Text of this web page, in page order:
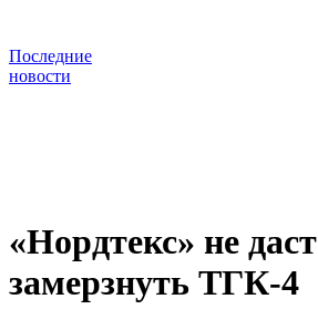
Последние
новости
«Нордтекс» не даст
замерзнуть ТГК-4